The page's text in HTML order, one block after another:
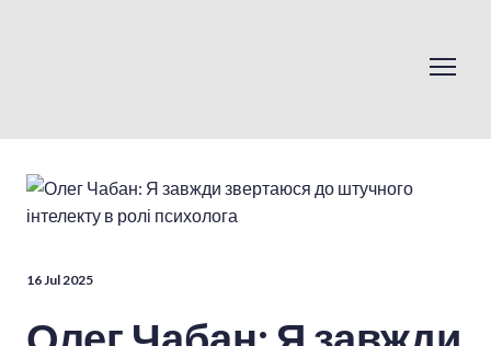
16 Jul 2025